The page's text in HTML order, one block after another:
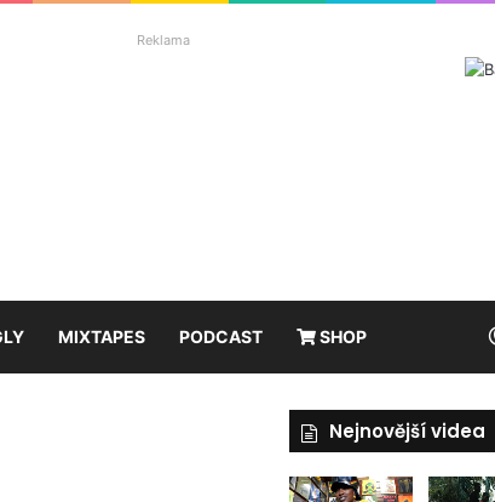
Reklama
MIXTAPES PODCAST SHOP
Nejnovější videa